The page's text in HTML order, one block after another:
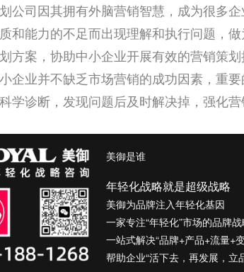
公司因其拥有外脑营销智慧，成为很多
和能力的不足而出现理解和执行问题，
方案，协助中小企业开展有效的营销策
企业并不缺乏市场营销的成功因素，重
学诊断，发现问题后及时解决掉，强化营
美御是谁
年轻化战略就是超级战略
美御为品牌注入年轻化基因
一家专注“年轻化”市场的品牌
一站式解决“品牌+产品+流量+
帮助企业“活下去，再发展，立